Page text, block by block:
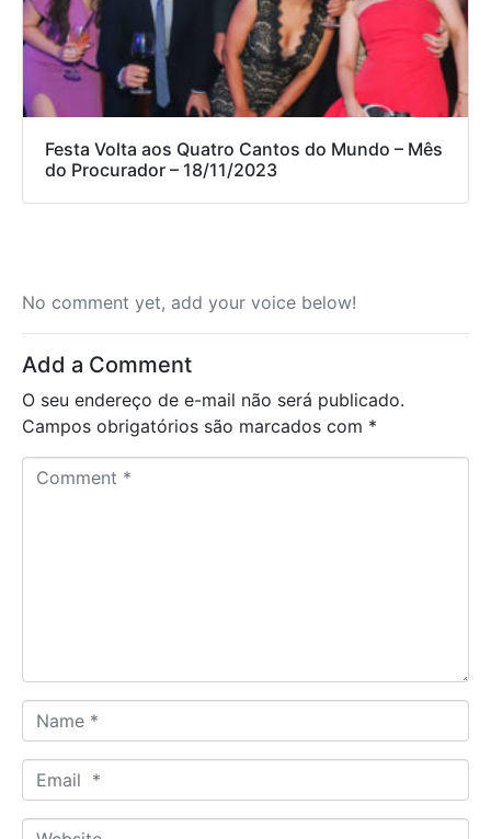
Festa Volta aos Quatro Cantos do Mundo – Mês
do Procurador – 18/11/2023
No comment yet, add your voice below!
Add a Comment
O seu endereço de e-mail não será publicado.
Campos obrigatórios são marcados com *
a
m
*
m
aW